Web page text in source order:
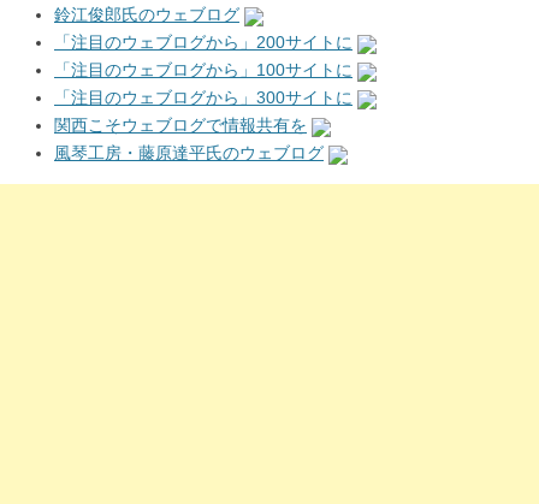
鈴江俊郎氏のウェブログ
「注目のウェブログから」200サイトに
「注目のウェブログから」100サイトに
「注目のウェブログから」300サイトに
関西こそウェブログで情報共有を
風琴工房・藤原達平氏のウェブログ